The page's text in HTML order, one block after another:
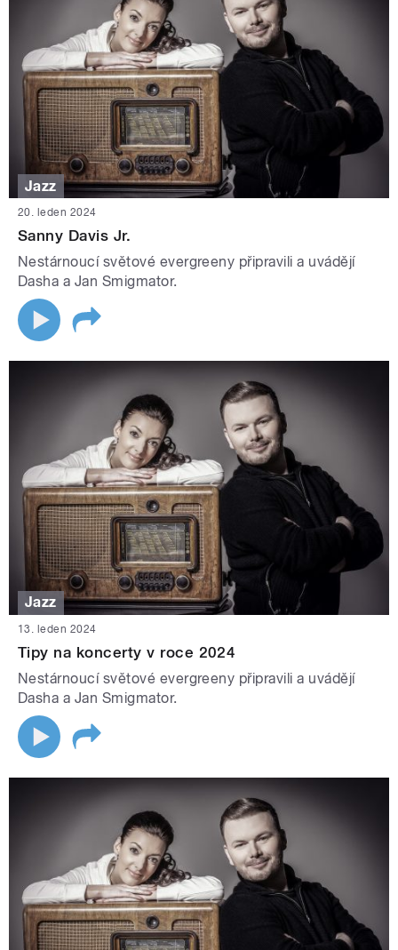
Jazz
20. leden 2024
Sanny Davis Jr.
Nestárnoucí světové evergreeny připravili a uvádějí
Dasha a Jan Smigmator.
Jazz
13. leden 2024
Tipy na koncerty v roce 2024
Nestárnoucí světové evergreeny připravili a uvádějí
Dasha a Jan Smigmator.